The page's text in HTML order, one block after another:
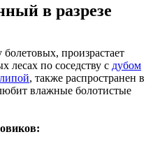
в разрезе
произрастает
лесах по соседству с дубом
липой, также распространен в
влажные болотистые